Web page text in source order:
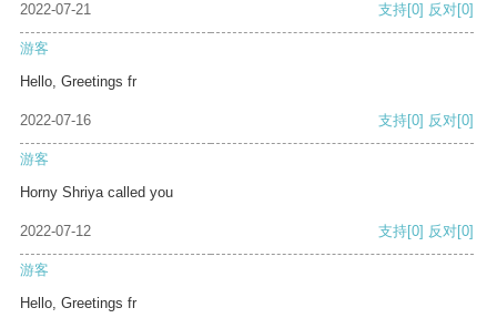
2022-07-21 支持[0] 反对[0]
游客
Hello, Greetings fr
2022-07-16 支持[0] 反对[0]
游客
Horny Shriya called you
2022-07-12 支持[0] 反对[0]
游客
Hello, Greetings fr